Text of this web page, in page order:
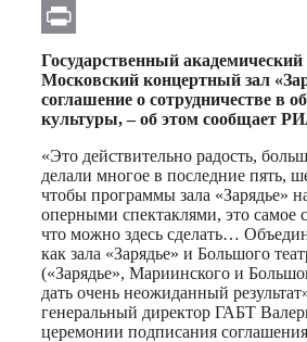
Email
Print
Государственный
Московский концертный зал
соглашение о сотрудничестве в
культуры, – об этом сообщает
«Это действительно радость,
делали многое в последние пять,
чтобы программы зала «Зарядье»
оперными спектаклями, это самое
что можно здесь сделать…
как зала «Зарядье» и Большого
(«Зарядье», Мариинского и
дать очень неожиданный
генеральный директор ГАБТ
церемонии подписания